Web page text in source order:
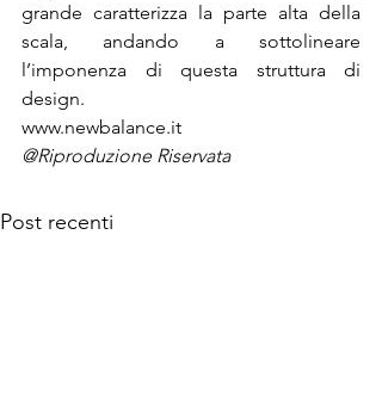
grande caratterizza la parte alta della
scala, andando a sottolineare
l’imponenza di questa struttura di
design.
www.newbalance.it
@Riproduzione Riservata
Post recenti